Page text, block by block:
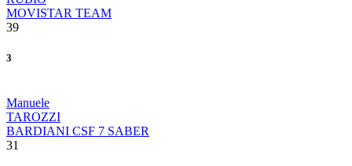
MOVISTAR TEAM
39
3
Manuele
TAROZZI
BARDIANI CSF 7 SABER
31